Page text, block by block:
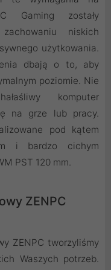
Gaming zostały
niskich
użytkowania.
dbają o to, aby
poziomie. Nie
komputer
na grze lub pracy.
pod kątem
i bardzo cichym
PST 120 mm.
ZENPC
ZENPC tworzyliśmy
Waszych potrzeb.